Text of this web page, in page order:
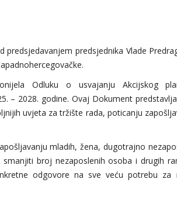
predsjedavanjem predsjednika Vlade
Odluku o usvajanju Akcijskog
– 2028. godine. Ovaj Dokument
uvjeta za tržište rada, poticanju
mladih, žena, dugotrajno
broj nezaposlenih osoba i drugih
odgovore na sve veću potrebu za